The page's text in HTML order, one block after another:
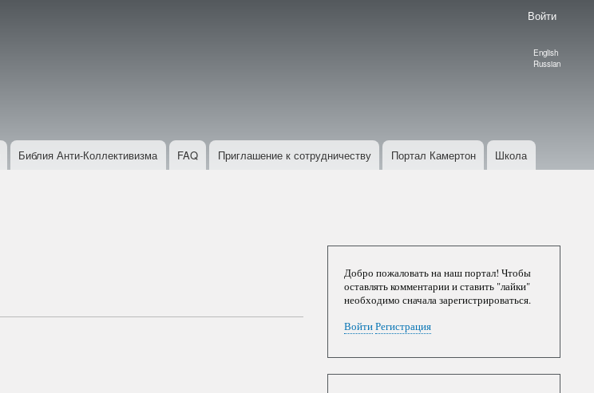
Войти
Language
English
Russian
Библия Анти-Коллективизма FAQ Приглашение к сотрудничеству Портал Камертон Школа
Добро пожаловать на наш портал! Чтобы
оставлять комментарии и ставить "лайки"
необходимо сначала зарегистрироваться.
Войти Регистрация